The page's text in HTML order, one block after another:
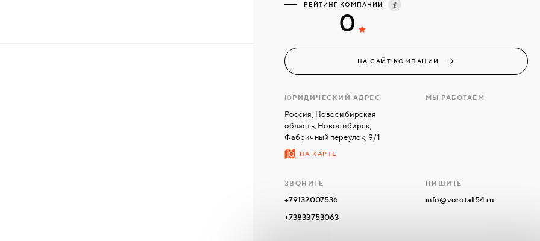
РЕЙТИНГ КОМПАНИИ
0
НА САЙТ КОМПАНИИ
ЮРИДИЧЕСКИЙ АДРЕС
Россия, Новосибирская
область, Новосибирск,
Фабричный переулок, 9/1
НА КАРТЕ
МЫ РАБОТАЕМ
ЗВОНИТЕ
+79132007536
+73833753063
ПИШИТЕ
info@vorota154.ru